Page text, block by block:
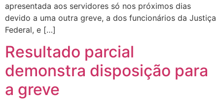
apresentada aos servidores só nos próximos dias
devido a uma outra greve, a dos funcionários da Justiça
Federal, e […]
Resultado parcial
demonstra disposição para
a greve